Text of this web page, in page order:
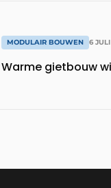
MODULAIR BOUWEN 6
Warme gietbouw